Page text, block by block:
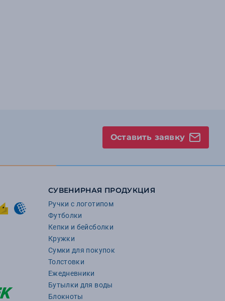
Оставить заявку
СУВЕНИРНАЯ ПРОДУКЦИЯ
Ручки с логотипом
Футболки
Кепки и бейсболки
Кружки
Сумки для покупок
Толстовки
Ежедневники
Бутылки для воды
Блокноты